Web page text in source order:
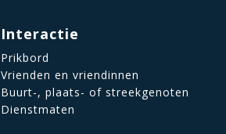
Interactie
Prikbord
Vrienden en vriendinnen
Buurt-, plaats- of streekgenoten
Dienstmaten